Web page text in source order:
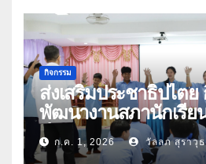
กิจกรรม
ส่งเสริมประชาธิปไตย
พัฒนางานสภานักเรีย
ศึกษา 2569
ก.ค. 1, 2026 วัลลภ สุราวุธ